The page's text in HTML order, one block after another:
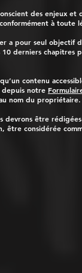
des enjeux
à toute
a pour seul objectif
10 derniers chapitres
contenu
notre
nom du propriétaire.
devrons être
être considérée